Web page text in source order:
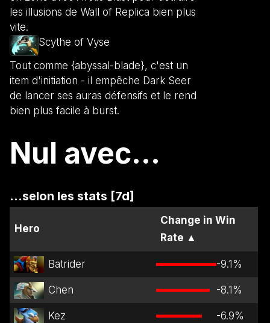
les illusions de Wall of Replica bien plus
vite.
Scythe of Vyse
Tout comme {abyssal-blade}, c'est un
item d'initiation - il empêche Dark Seer
de lancer ses auras défensifs et le rend
bien plus facile à burst.
Nul avec...
...selon les stats [7d]
Hero
Change in Win
Rate ▲
Batrider -9.1 %
Chen -8.1 %
Kez -6.9%